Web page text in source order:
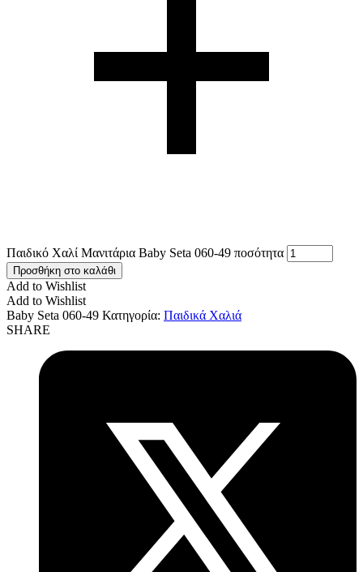
Παιδικό Χαλί Μανιτάρια Baby Seta 060-49 ποσότητα
Προσθήκη στο καλάθι
Add to Wishlist
Add to Wishlist
Baby Seta 060-49 Κατηγορία: Παιδικά Χαλιά
SHARE